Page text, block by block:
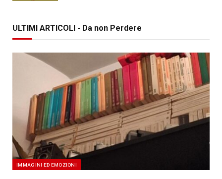
ULTIMI ARTICOLI - Da non Perdere
IMMAGINI ED EMOZIONI